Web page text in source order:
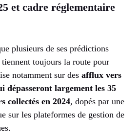
et cadre réglementaire
plusieurs de ses prédictions
toujours la route pour
notamment sur des afflux vers
dépasseront largement les 35
collectés en 2024, dopés par une
sur les plateformes de gestion de